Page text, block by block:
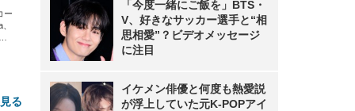
ー
る
「今度一緒にご飯を」BTS・
V、好きなサッカー選手と“相
思相愛”？ビデオメッセージ
に注目
イケメン俳優と何度も熱愛説
が浮上していた元K-POPアイ